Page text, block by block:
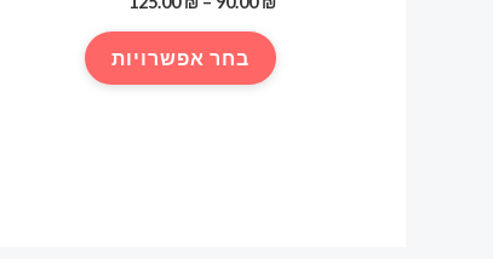
עד
⁦125.00 ₪⁩
בחר אפשרויות
זה